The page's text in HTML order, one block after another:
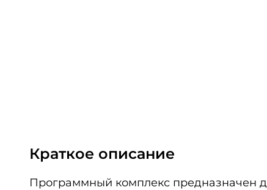
Краткое описание
Программный комплекс предназначен